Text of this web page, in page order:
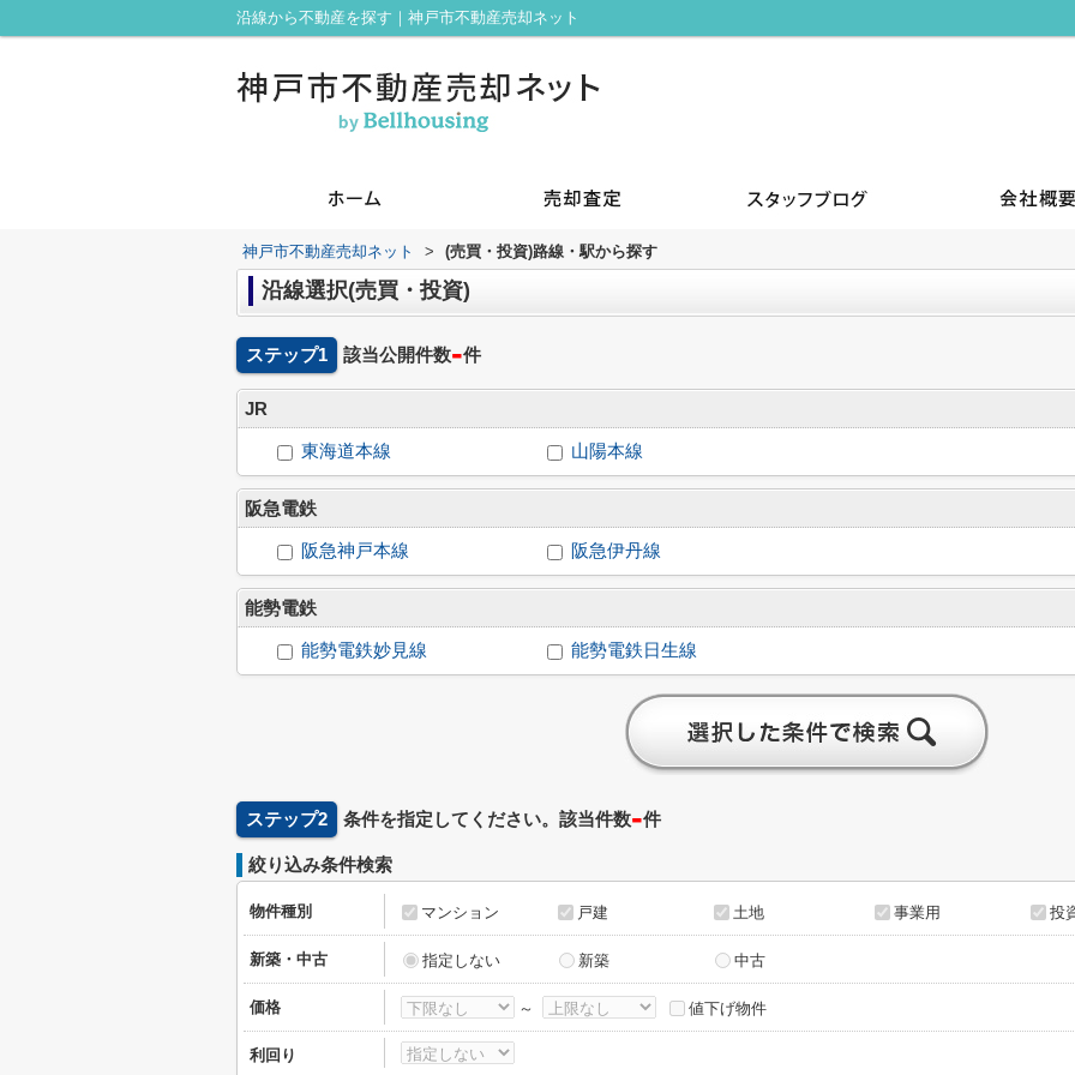
沿線から不動産を探す｜神戸市不動産売却ネット
神戸市不動産売却ネット > (売買・投資)路線・駅から探す
沿線選択(売買・投資)
ステップ1 該当公開件数-件
JR
東海道本線 山陽本線
阪急電鉄
阪急神戸本線 阪急伊丹線
能勢電鉄
能勢電鉄妙見線 能勢電鉄日生線
ステップ2 条件を指定してください。該当件数-件
絞り込み条件検索
物件種別 マンション 戸建 土地 事業用 投
新築・中古 指定しない 新築 中古
価格 ～ 値下げ物件
利回り